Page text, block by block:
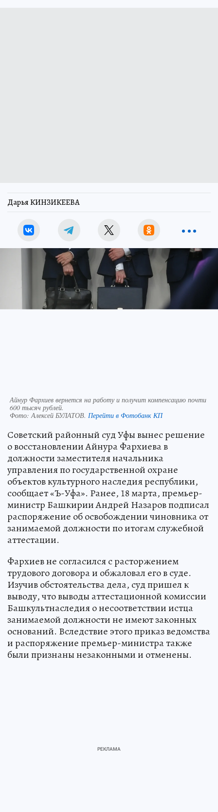
Дарья КИНЗИКЕЕВА
Айнур Фархиев вернется на работу и получит компенсацию почти
600 тысяч рублей.
Фото: Алексей БУЛАТОВ. Перейти в Фотобанк КП
Советский районный суд Уфы вынес решение
о восстановлении Айнура Фархиева в
должности заместителя начальника
управления по государственной охране
объектов культурного наследия республики,
сообщает «Ъ-Уфа». Ранее, 18 марта, премьер-
министр Башкирии Андрей Назаров подписал
распоряжение об освобождении чиновника от
занимаемой должности по итогам служебной
аттестации.
Фархиев не согласился с расторжением
трудового договора и обжаловал его в суде.
Изучив обстоятельства дела, суд пришел к
выводу, что выводы аттестационной комиссии
Башкультнаследия о несоответствии истца
занимаемой должности не имеют законных
оснований. Вследствие этого приказ ведомства
и распоряжение премьер-министра также
были признаны незаконными и отменены.